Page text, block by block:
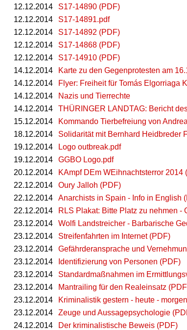
12.12.2014
S17-14890 (PDF)
12.12.2014
S17-14891.pdf
12.12.2014
S17-14892 (PDF)
12.12.2014
S17-14868 (PDF)
12.12.2014
S17-14910 (PDF)
14.12.2014
Karte zu den Gegenprotesten am
14.12.2014
Flyer: Freiheit für Tomás Elgorriaga
14.12.2014
Nazis und Tierrechte
14.12.2014
THÜRINGER LANDTAG: Bericht
15.12.2014
Kommando Tierbefreiung von
18.12.2014
Solidarität mit Bernhard Heidbreder
19.12.2014
Logo outbreak.pdf
19.12.2014
GGBO Logo.pdf
20.12.2014
KAmpf DEm WEihnachtsterror 2014
22.12.2014
Oury Jalloh (PDF)
22.12.2014
Anarchists in Spain - Info in English
22.12.2014
RLS Plakat: Bitte Platz zu nehmen -
23.12.2014
Wolfi Landstreicher - Barbarische
23.12.2014
Streifenfahrten im Internet (PDF)
23.12.2014
Gefährderansprache und
23.12.2014
Identifizierung von Personen (PDF)
23.12.2014
Standardmaßnahmen im
23.12.2014
Mantrailing für den Realeinsatz
23.12.2014
Kriminalistik gestern - heute -
23.12.2014
Zeuge und Aussagepsychologie
24.12.2014
Der kriminalistische Beweis (PDF)